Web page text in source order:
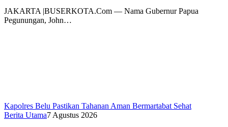
JAKARTA |BUSERKOTA.Com — Nama Gubernur Papua
Pegunungan, John…
Kapolres Belu Pastikan Tahanan Aman Bermartabat Sehat
Berita Utama7 Agustus 2026